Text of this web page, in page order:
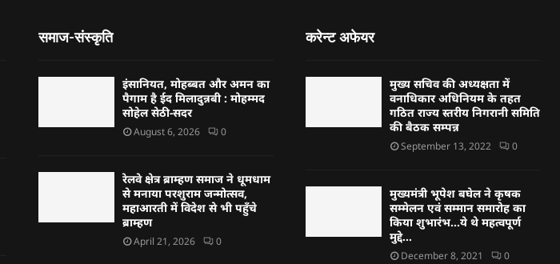
समाज-संस्कृति
इंसानियत, मोहब्बत और अमन का
पैगाम है ईद मिलादुन्नबी : मोहम्मद
सोहेल सेठी-सदर
August 6, 2026 0
रेलवे क्षेत्र ब्राम्हण समाज ने धूमधाम
से मनाया परशुराम जन्मोत्सव,
महाआरती में विदेश से भी पहुँचे
ब्राम्हण
April 21, 2026 0
करेन्ट अफेयर
मुख्य सचिव की अध्यक्षता में
वनाधिकार अधिनियम के तहत
गठित राज्य स्तरीय निगरानी समिति
की बैठक सम्पन्न
September 13, 2022 0
मुख्यमंत्री भूपेश बघेल ने कृषक
सम्मेलन एवं सम्मान समारोह का
किया शुभारंभ…ये थे महत्वपूर्ण
मुद्दे…
December 8, 2021 0